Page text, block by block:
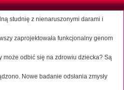
studnię z nienaruszonymi darami i
zaprojektowała funkcjonalny genom
może odbić się na zdrowiu dziecka? Są
Nowe badanie odsłania zmysły